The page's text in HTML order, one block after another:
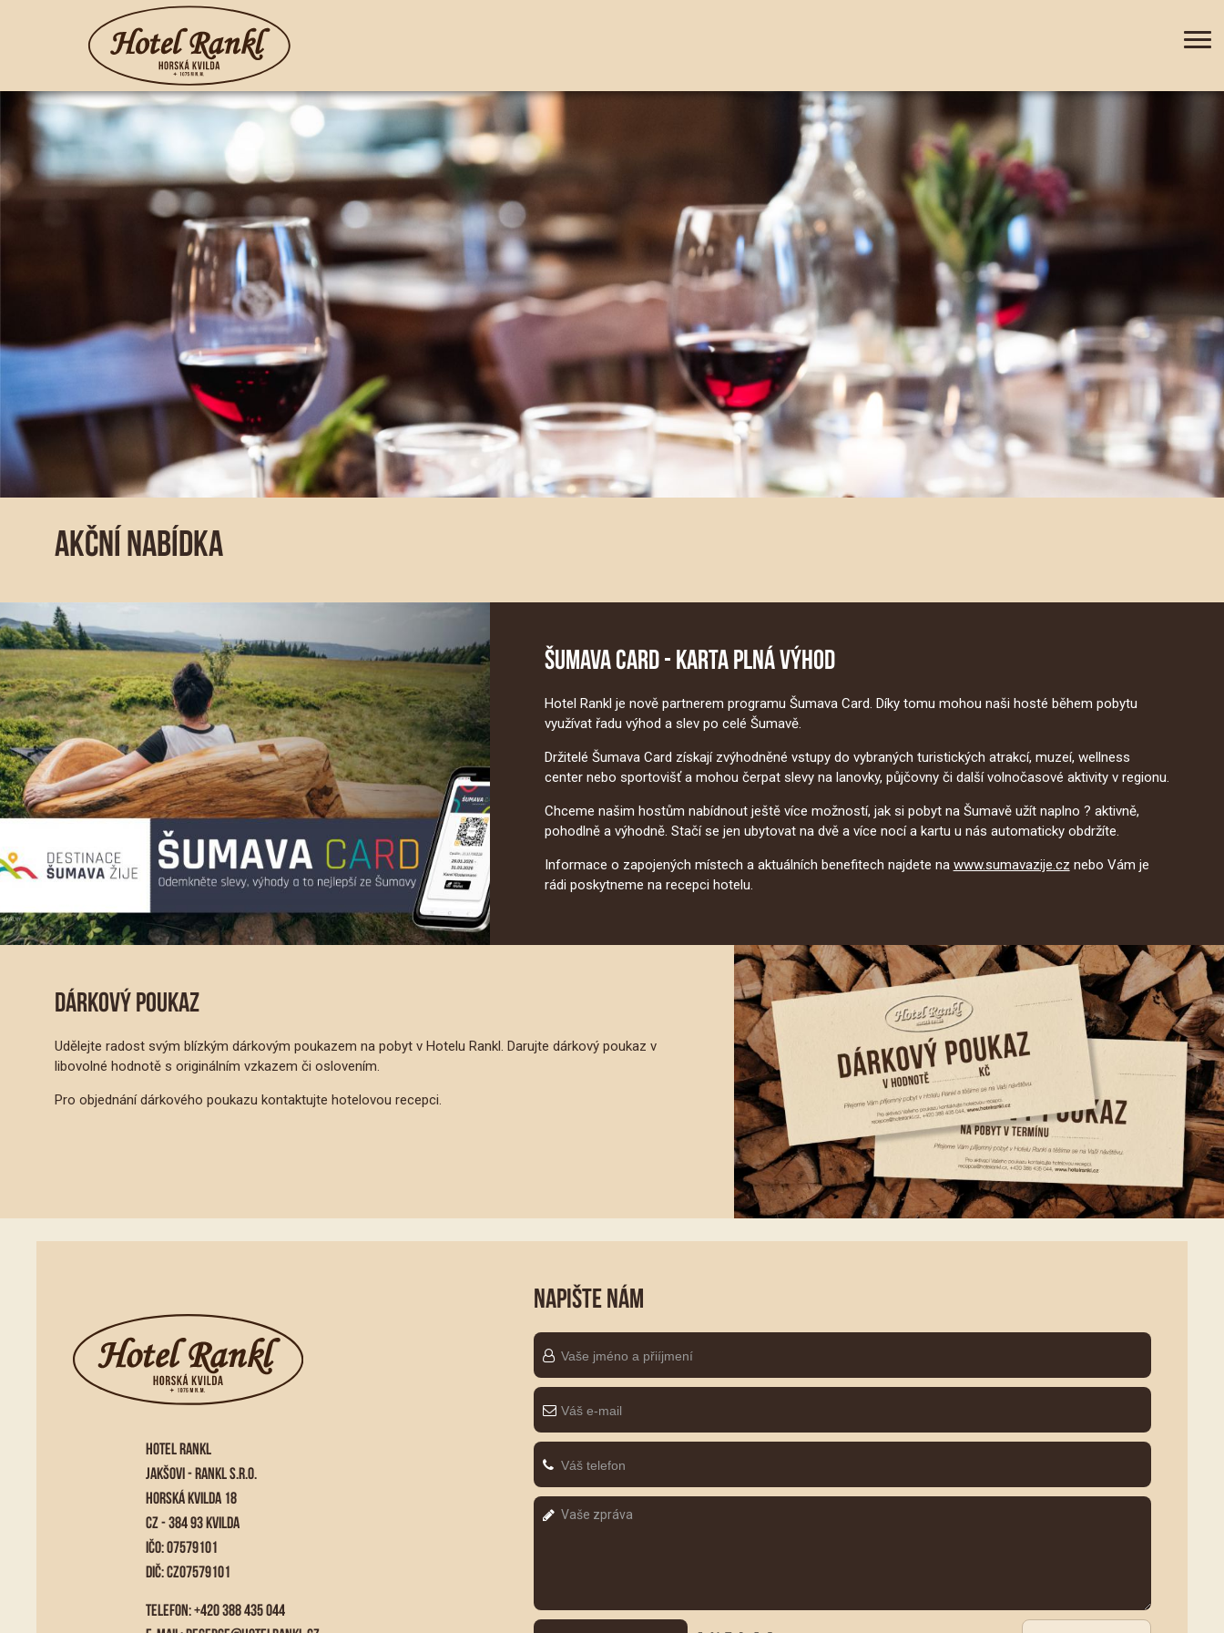
AKČNÍ NABÍDKA
ŠUMAVA CARD - KARTA PLNÁ VÝHOD
Hotel Rankl je nově partnerem programu Šumava Card. Díky tomu mohou naši hosté během pobytu
využívat řadu výhod a slev po celé Šumavě.
Držitelé Šumava Card získají zvýhodněné vstupy do vybraných turistických atrakcí, muzeí, wellness
center nebo sportovišť a mohou čerpat slevy na lanovky, půjčovny či další volnočasové aktivity v regionu.
Chceme našim hostům nabídnout ještě více možností, jak si pobyt na Šumavě užít naplno ? aktivně,
pohodlně a výhodně. Stačí se jen ubytovat na dvě a více nocí a kartu u nás automaticky obdržíte.
Informace o zapojených místech a aktuálních benefitech najdete na www.sumavazije.cz nebo Vám je
rádi poskytneme na recepci hotelu.
DÁRKOVÝ POUKAZ
Udělejte radost svým blízkým dárkovým poukazem na pobyt v Hotelu Rankl. Darujte dárkový poukaz v
libovolné hodnotě s originálním vzkazem či oslovením.
Pro objednání dárkového poukazu kontaktujte hotelovou recepci.
HOTEL RANKL
JAKŠOVI - RANKL S.R.O.
HORSKÁ KVILDA 18
CZ - 384 93 KVILDA
IČO: 07579101
DIČ: CZ07579101
TELEFON: +420 388 435 044
NAPIŠTE NÁM